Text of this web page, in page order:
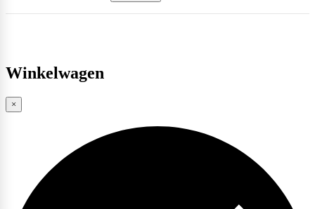
Winkelwagen
×